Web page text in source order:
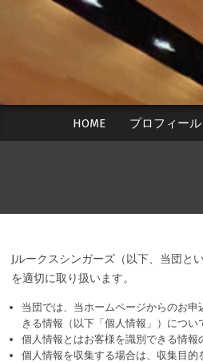
HOME プロフィール
Jルークスシンガーズ（以下、当団と
を適切に取り扱います。
当団では、当ホームページからのお
きる情報（以下「個人情報」）につい
個人情報とはお客様を識別できる情報
個人情報を収集する場合は、収集目的